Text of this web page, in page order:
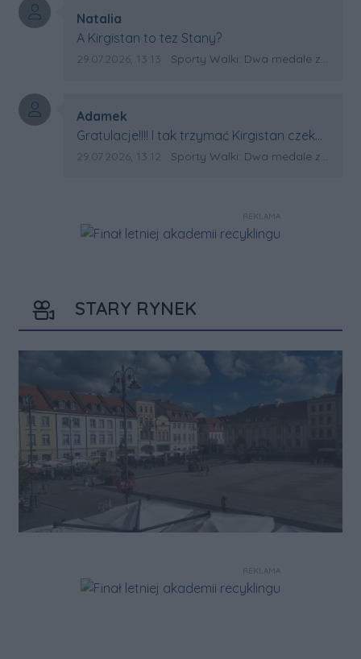
Autor komentarza:
Natalia
Treść komentarza:
A Kirgistan to tez Stany?
Data dodania komentarza:
29.07.2026, 13:13 Źródło komentarza:
Sporty Walki: Dwa medale za oceanem
Autor komentarza:
Adamek
Treść komentarza:
Gratulacje!!!! I tak trzymać Kirgistan czeka
na powtórkę z USA a może i złote medale.
Data dodania komentarza:
29.07.2026, 13:12 Źródło komentarza:
Sporty Walki: Dwa medale za oceanem
REKLAMA
STARY RYNEK
REKLAMA